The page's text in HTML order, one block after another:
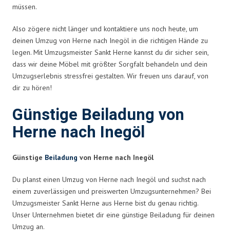
müssen.
Also zögere nicht länger und kontaktiere uns noch heute, um
deinen Umzug von Herne nach Inegöl in die richtigen Hände zu
legen. Mit Umzugsmeister Sankt Herne kannst du dir sicher sein,
dass wir deine Möbel mit größter Sorgfalt behandeln und dein
Umzugserlebnis stressfrei gestalten. Wir freuen uns darauf, von
dir zu hören!
Günstige Beiladung von
Herne nach Inegöl
Günstige Beiladung von Herne nach Inegöl
Du planst einen Umzug von Herne nach Inegöl und suchst nach
einem zuverlässigen und preiswerten Umzugsunternehmen? Bei
Umzugsmeister Sankt Herne aus Herne bist du genau richtig.
Unser Unternehmen bietet dir eine günstige Beiladung für deinen
Umzug an.